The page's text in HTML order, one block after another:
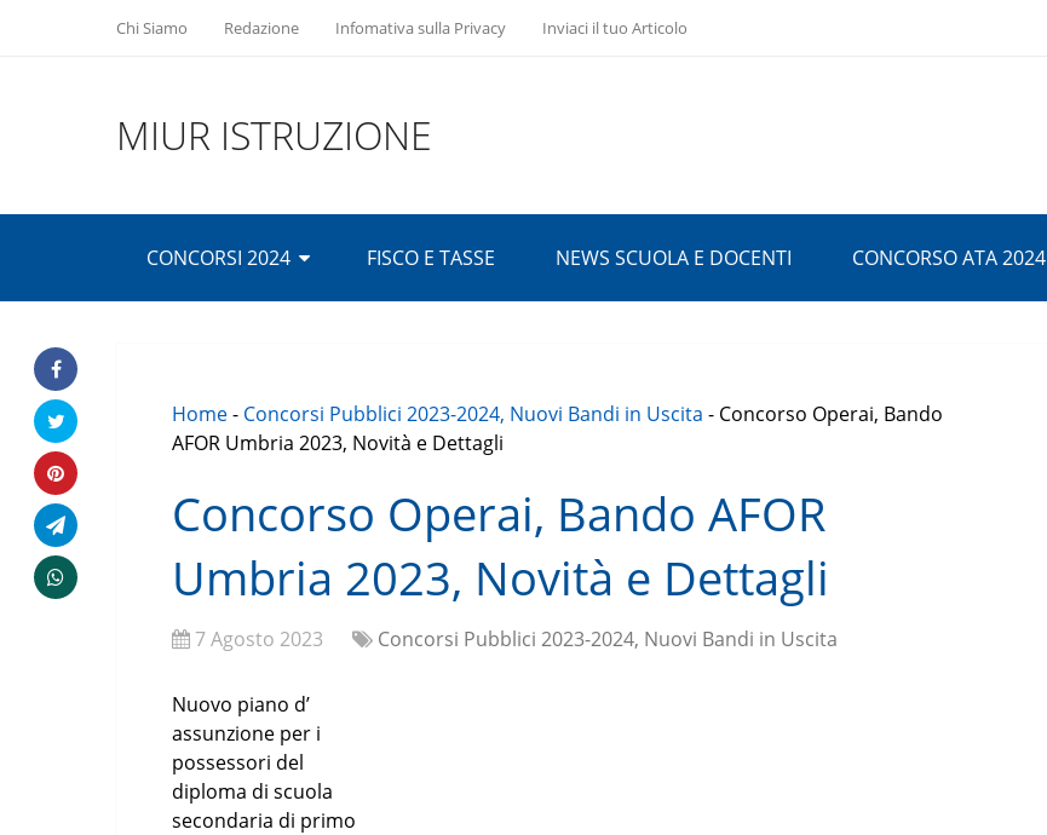
Chi Siamo Redazione Infomativa sulla Privacy Inviaci il tuo Articolo
MIUR ISTRUZIONE
CONCORSI 2024 FISCO E TASSE NEWS SCUOLA E DOCENTI CONCORSO ATA 2024
Home- Concorsi Pubblici 2023-2024, Nuovi Bandi in Uscita - Concorso Operai, Bando
AFOR Umbria 2023, Novità e Dettagli
Concorso Operai, Bando AFOR
Umbria 2023, Novità e Dettagli
7 Agosto 2023 Concorsi Pubblici 2023-2024, Nuovi Bandi in Uscita
Nuovo piano d’
assunzione per i
possessori del
diploma di scuola
secondaria di primo